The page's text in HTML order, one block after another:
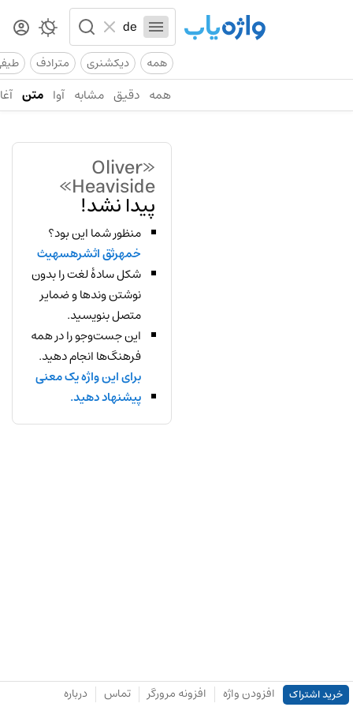
همه دیکشنری مترادف
همه دقیق مشابه آوا متن
«Oliver
Heaviside»
پیدا نشد!
منظور شما این بود؟
خمهرثق اثشرهسهیث
شکل سادهٔ لغت را بدون
نوشتن وندها و ضمایر
متصل بنویسید.
این جست‌وجو را در همه
فرهنگ‌ها انجام دهید.
برای این واژه یک معنی
پیشنهاد دهید.
خرید اشتراک افزودن واژه افزونه مرورگر تماس درباره